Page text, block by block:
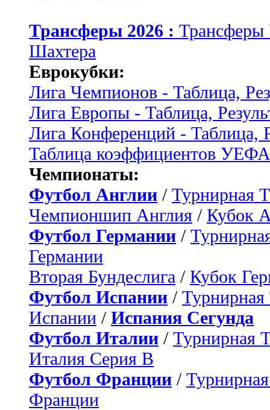
Трансферы 2026 :
Шахтера
Еврокубки:
Лига Чемпионов - Таблица,
Лига Европы - Таблица,
Лига Конференций - Таблица,
Таблица коэффициентов УЕФА
Чемпионаты:
Футбол Англии / Турнирная
Чемпионшип Англия / Кубок
Футбол Германии /
Германии
Вторая Бундеслига / Кубок
Футбол Испании / Турнирная
Испании / Испания Сегунда
Футбол Италии / Турнирная
Италия Серия B
Футбол Франции /
Франции